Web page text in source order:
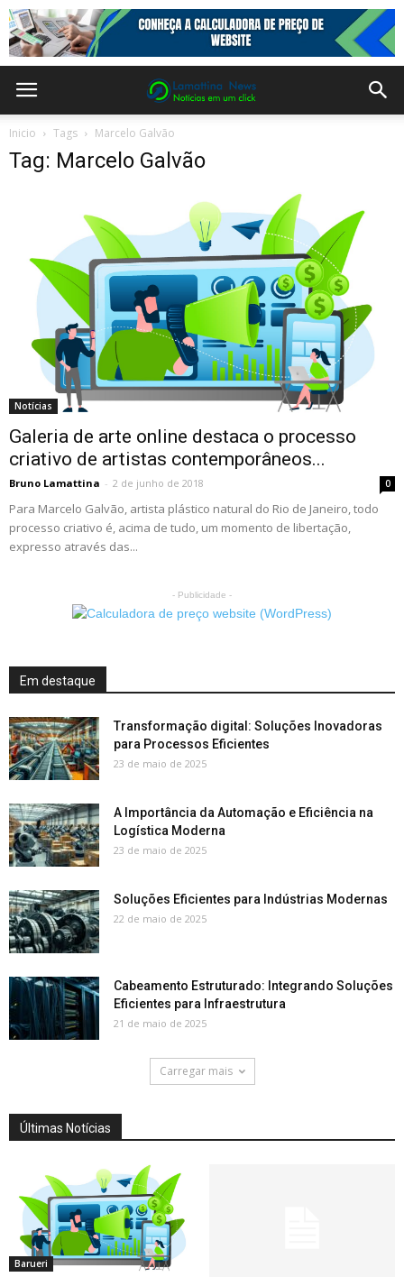
Inicio Tags Marcelo Galvão
Tag: Marcelo Galvão
Notícias
Galeria de arte online destaca o processo
criativo de artistas contemporâneos...
Bruno Lamattina - 2 de junho de 2018 0
Para Marcelo Galvão, artista plástico natural do Rio de Janeiro, todo
processo criativo é, acima de tudo, um momento de libertação,
expresso através das...
- Publicidade -
Em destaque
Transformação digital: Soluções Inovadoras
para Processos Eficientes
23 de maio de 2025
A Importância da Automação e Eficiência na
Logística Moderna
23 de maio de 2025
Soluções Eficientes para Indústrias Modernas
22 de maio de 2025
Cabeamento Estruturado: Integrando Soluções
Eficientes para Infraestrutura
21 de maio de 2025
Carregar mais
Últimas Notícias
Barueri